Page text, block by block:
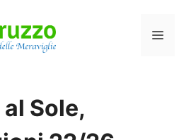
Menu
Sole,